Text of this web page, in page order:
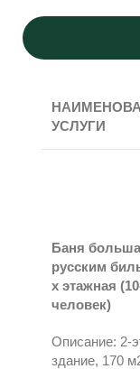
УСЛУГИ
Баня
русским
х этажная
человек)
Описание: 2-
здание, 170